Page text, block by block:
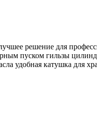
решение для
пуском гильзы
удобная катушка для